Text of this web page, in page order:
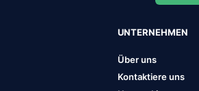
UNTERNEHMEN
Über uns
Kontaktiere uns